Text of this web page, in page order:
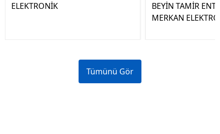
ELEKTRONİK
BEYİN TAMİR
MERKAN
Tümünü Gör